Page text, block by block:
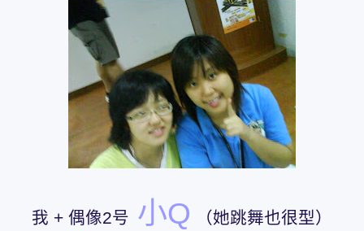
我 + 偶像2号 小Q （她跳舞也很型）